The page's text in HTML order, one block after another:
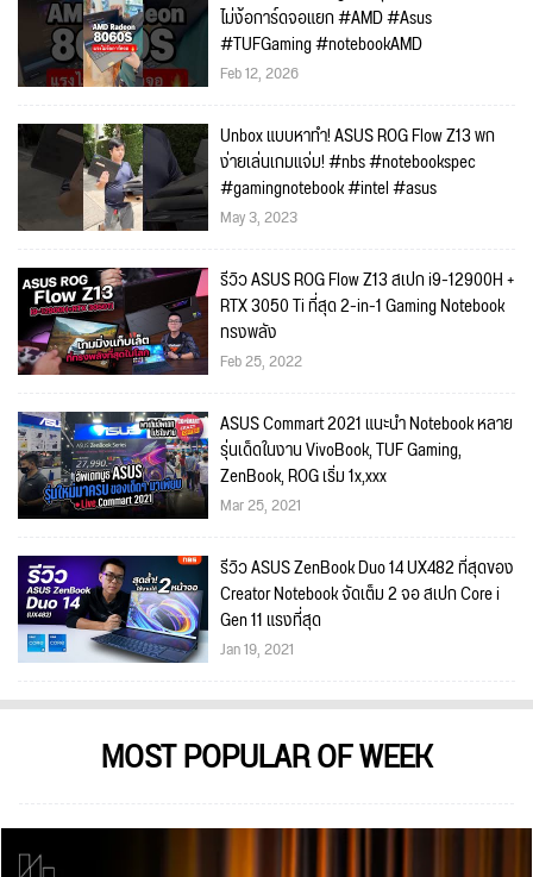
ไม่ง้อการ์ดจอแยก #AMD #Asus
#TUFGaming #notebookAMD
Feb 12, 2026
Unbox แบบหาทำ! ASUS ROG Flow Z13 พก
ง่ายเล่นเกมแจ่ม! #nbs #notebookspec
#gamingnotebook #intel #asus
May 3, 2023
รีวิว ASUS ROG Flow Z13 สเปก i9-12900H +
RTX 3050 Ti ที่สุด 2-in-1 Gaming Notebook
ทรงพลัง
Feb 25, 2022
ASUS Commart 2021 แนะนำ Notebook หลาย
รุ่นเด็ดในงาน VivoBook, TUF Gaming,
ZenBook, ROG เริ่ม 1x,xxx
Mar 25, 2021
รีวิว ASUS ZenBook Duo 14 UX482 ที่สุดของ
Creator Notebook จัดเต็ม 2 จอ สเปก Core i
Gen 11 แรงที่สุด
Jan 19, 2021
MOST POPULAR OF WEEK